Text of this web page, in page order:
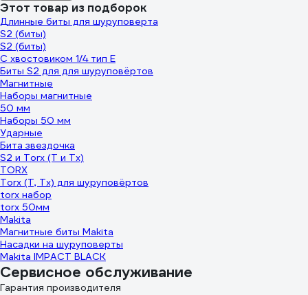
Этот товар из подборок
Длинные биты для шуруповерта
S2 (биты)
S2 (биты)
С хвостовиком 1/4 тип E
Биты S2 для для шуруповёртов
Магнитные
Наборы магнитные
50 мм
Наборы 50 мм
Ударные
Бита звездочка
S2 и Torx (T и Tx)
TORX
Torx (T, Tx) для шуруповёртов
torx набор
torx 50мм
Makita
Магнитные биты Makita
Насадки на шуруповерты
Makita IMPACT BLACK
Сервисное обслуживание
Гарантия производителя